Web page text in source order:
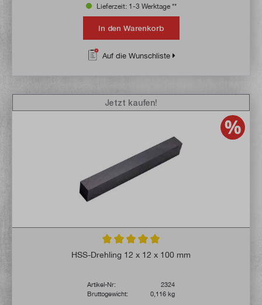
Lieferzeit: 1-3 Werktage **
In den Warenkorb
Auf die Wunschliste
Durchschnittliche Bewertung von 5 von 5
HSS-Drehling 12 x 12 x 100 mm
Artikel-Nr:
2324
Bruttogewicht:
0,116 kg
Jetzt kaufen!